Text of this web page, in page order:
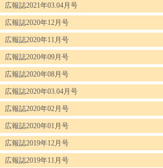
広報誌2021年03.04月号
広報誌2020年12月号
広報誌2020年11月号
広報誌2020年09月号
広報誌2020年08月号
広報誌2020年03.04月号
広報誌2020年02月号
広報誌2020年01月号
広報誌2019年12月号
広報誌2019年11月号